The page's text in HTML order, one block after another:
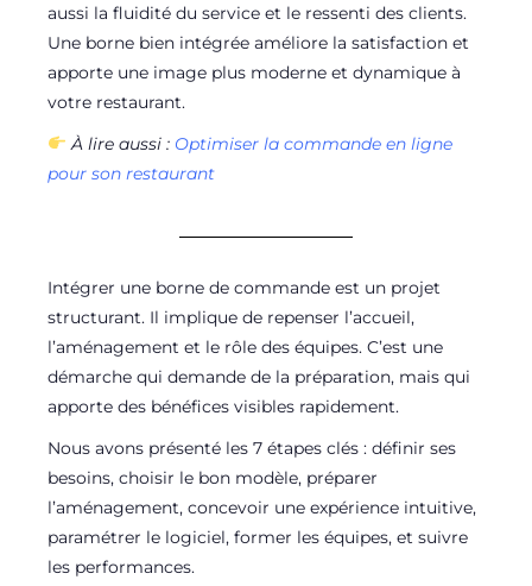
aussi la fluidité du service et le ressenti des clients.
Une borne bien intégrée améliore la satisfaction et
apporte une image plus moderne et dynamique à
votre restaurant.
À lire aussi : Optimiser la commande en ligne
pour son restaurant
Intégrer une borne de commande est un projet
structurant. Il implique de repenser l’accueil,
l’aménagement et le rôle des équipes. C’est une
démarche qui demande de la préparation, mais qui
apporte des bénéfices visibles rapidement.
Nous avons présenté les 7 étapes clés : définir ses
besoins, choisir le bon modèle, préparer
l’aménagement, concevoir une expérience intuitive,
paramétrer le logiciel, former les équipes, et suivre
les performances.